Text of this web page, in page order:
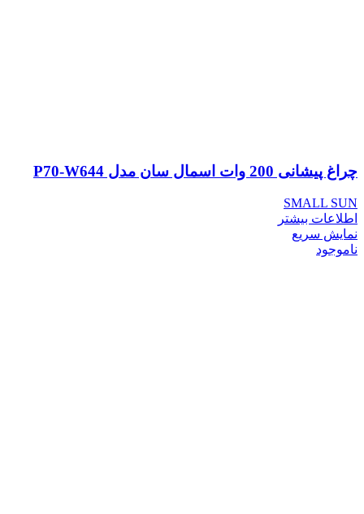
چراغ پیشانی 200 وات اسمال سان مدل P70-W644
SMALL SUN
اطلاعات بیشتر
نمایش سریع
ناموجود